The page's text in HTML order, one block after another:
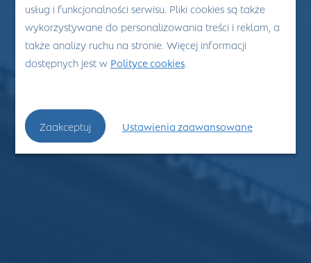
usług i funkcjonalności serwisu. Pliki cookies są także
wykorzystywane do personalizowania treści i reklam, a
także analizy ruchu na stronie. Więcej informacji
dostępnych jest w Polityce cookies.
Zaakceptuj Ustawienia zaawansowane